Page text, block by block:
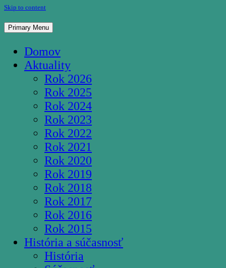
Skip to content
Pútnické miesto Studnička Pozba
Primary Menu
Domov
Aktuality
Rok 2026
Rok 2025
Rok 2024
Rok 2023
Rok 2022
Rok 2021
Rok 2020
Rok 2019
Rok 2018
Rok 2017
Rok 2016
Rok 2015
História a súčasnosť
História